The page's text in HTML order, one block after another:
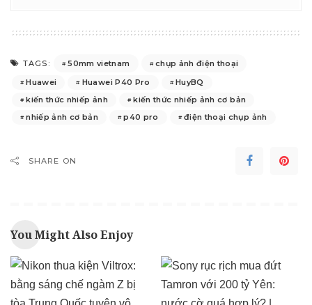
TAGS: 50mm vietnam
chụp ảnh điện thoại
Huawei
Huawei P40 Pro
HuyBQ
kiến thức nhiếp ảnh
kiến thức nhiếp ảnh cơ bản
nhiếp ảnh cơ bản
p40 pro điện thoại chụp ảnh
SHARE ON
You Might Also Enjoy